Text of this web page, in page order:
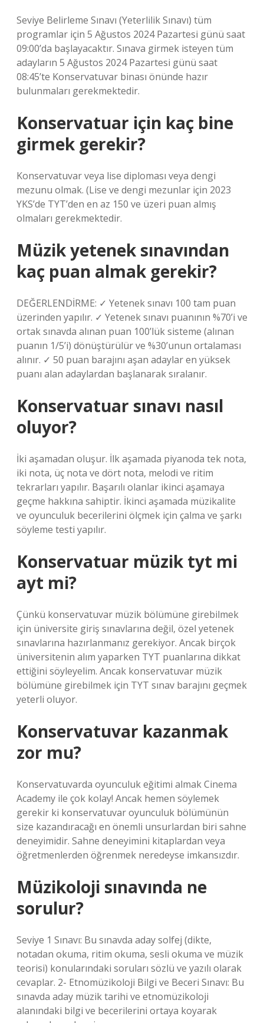
Seviye Belirleme Sınavı (Yeterlilik Sınavı) tüm
programlar için 5 Ağustos 2024 Pazartesi günü saat
09:00’da başlayacaktır. Sınava girmek isteyen tüm
adayların 5 Ağustos 2024 Pazartesi günü saat
08:45’te Konservatuvar binası önünde hazır
bulunmaları gerekmektedir.
Konservatuar için kaç bine
girmek gerekir?
Konservatuvar veya lise diploması veya dengi
mezunu olmak. (Lise ve dengi mezunlar için 2023
YKS’de TYT’den en az 150 ve üzeri puan almış
olmaları gerekmektedir.
Müzik yetenek sınavından
kaç puan almak gerekir?
DEĞERLENDİRME: ✓ Yetenek sınavı 100 tam puan
üzerinden yapılır. ✓ Yetenek sınavı puanının %70’i ve
ortak sınavda alınan puan 100’lük sisteme (alınan
puanın 1/5’i) dönüştürülür ve %30’unun ortalaması
alınır. ✓ 50 puan barajını aşan adaylar en yüksek
puanı alan adaylardan başlanarak sıralanır.
Konservatuar sınavı nasıl
oluyor?
İki aşamadan oluşur. İlk aşamada piyanoda tek nota,
iki nota, üç nota ve dört nota, melodi ve ritim
tekrarları yapılır. Başarılı olanlar ikinci aşamaya
geçme hakkına sahiptir. İkinci aşamada müzikalite
ve oyunculuk becerilerini ölçmek için çalma ve şarkı
söyleme testi yapılır.
Konservatuar müzik tyt mi
ayt mi?
Çünkü konservatuvar müzik bölümüne girebilmek
için üniversite giriş sınavlarına değil, özel yetenek
sınavlarına hazırlanmanız gerekiyor. Ancak birçok
üniversitenin alım yaparken TYT puanlarına dikkat
ettiğini söyleyelim. Ancak konservatuvar müzik
bölümüne girebilmek için TYT sınav barajını geçmek
yeterli oluyor.
Konservatuvar kazanmak
zor mu?
Konservatuvarda oyunculuk eğitimi almak Cinema
Academy ile çok kolay! Ancak hemen söylemek
gerekir ki konservatuvar oyunculuk bölümünün
size kazandıracağı en önemli unsurlardan biri sahne
deneyimidir. Sahne deneyimini kitaplardan veya
öğretmenlerden öğrenmek neredeyse imkansızdır.
Müzikoloji sınavında ne
sorulur?
Seviye 1 Sınavı: Bu sınavda aday solfej (dikte,
notadan okuma, ritim okuma, sesli okuma ve müzik
teorisi) konularındaki soruları sözlü ve yazılı olarak
cevaplar. 2- Etnomüzikoloji Bilgi ve Beceri Sınavı: Bu
sınavda aday müzik tarihi ve etnomüzikoloji
alanındaki bilgi ve becerilerini ortaya koyarak